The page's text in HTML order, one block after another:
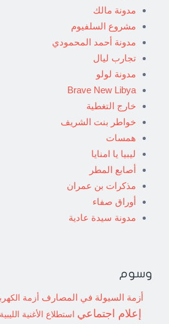
مدونة مالك
مشروع السلفيوم
مدونة أحمد المحمودي
تجارب ليال
مدونة لولو
Brave New Libya
خارج التغطية
خواطر بنت الشريف
همسات
ليبيا يا امنايا
أصابع المطر
مذكرات بن عمران
أوراق صفاء
مدونة سيدة عادية
وسوم
أزمة السيولة في المصارف أزمة
إعلام اجتماعي استطلاع الأغنية الليبية